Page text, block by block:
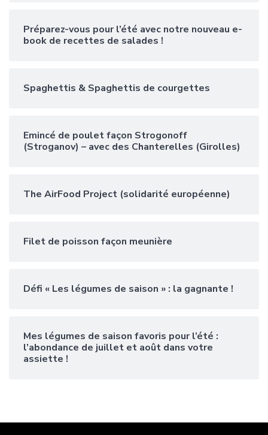
Préparez-vous pour l’été avec notre nouveau e-
book de recettes de salades !
Spaghettis & Spaghettis de courgettes
Emincé de poulet façon Strogonoff
(Stroganov) – avec des Chanterelles (Girolles)
The AirFood Project (solidarité européenne)
Filet de poisson façon meunière
Défi « Les légumes de saison » : la gagnante !
Mes légumes de saison favoris pour l’été :
l’abondance de juillet et août dans votre
assiette !